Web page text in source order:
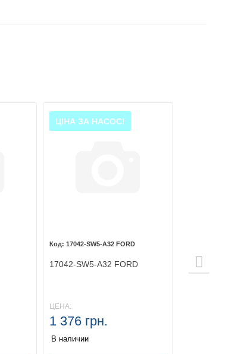
ЦІНА ЗА НАСОС!
17042-SW5-A32 FORD
17042-SW5-A32 FORD
ЦЕНА:
1 376 грн.
В наличии